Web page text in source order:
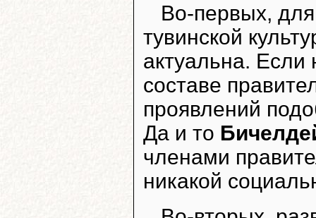
Во-первых, для
тувинской
актуальна. Если
составе
проявлений
Да и то
членами
никакой